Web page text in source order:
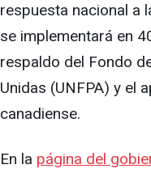
respuesta nacional a
se implementará en
respaldo del Fondo
Unidas (UNFPA) y el
canadiense.
En la página del